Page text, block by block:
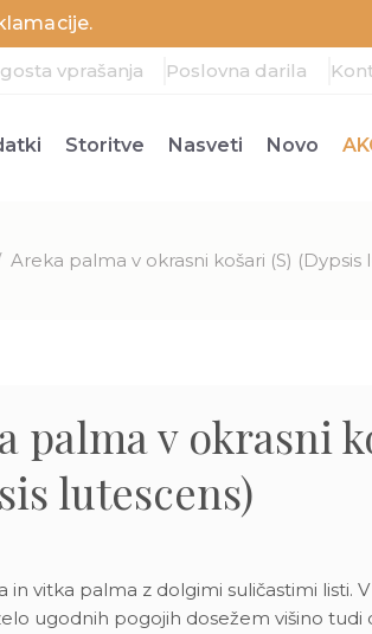
vprašanja Poslovna darila
Storitve Nasveti Novo
Areka palma v okrasni košari (S) (Dypsis
palma v okrasni
lutescens)
in vitka palma z dolgimi suličastimi listi.
ugodnih pogojih dosežem višino tudi